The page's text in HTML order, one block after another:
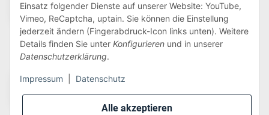
Alle akzeptieren
Einsatz folgender Dienste auf unserer Website: YouTube,
Vimeo, ReCaptcha, uptain. Sie können die Einstellung
jederzeit ändern (Fingerabdruck-Icon links unten). Weitere
Details finden Sie unter Konfigurieren und in unserer
Datenschutzerklärung.
Impressum Datenschutz
Wir versenden via: